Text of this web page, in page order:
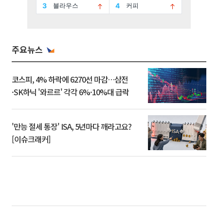
주요뉴스
코스피, 4% 하락에 6270선 마감…삼전
·SK하닉 '와르르' 각각 6%·10%대 급락
'만능 절세 통장' ISA, 5년마다 깨라고요?
[이슈크래커]